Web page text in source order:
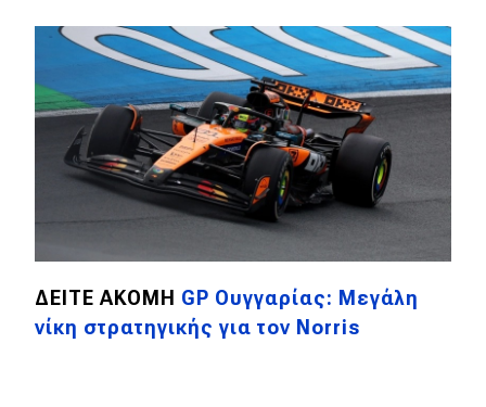
Μεταχειρισμένο
Οδηγός αγοράς
Συμβουλές
Χρηστικά
Συμβουλές
ΚΤΕΟ
ΔΕΙΤΕ ΑΚΟΜΗ GP Ουγγαρίας: Μεγάλη
νίκη στρατηγικής για τον Norris